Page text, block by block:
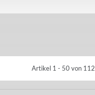
Artikel 1 - 50 von 112